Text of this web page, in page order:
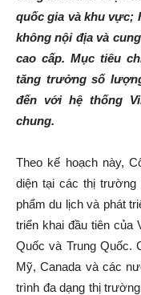
quốc gia và khu vực;
không nội địa và
cao cấp. Mục tiêu
tăng trưởng số
đến với hệ thống
chung.
Theo kế hoạch này,
diện tại các thị
phẩm du lịch và phát
triển khai đầu tiên của
Quốc và Trung Quốc.
Mỹ, Canada và các
trình đa dạng thị